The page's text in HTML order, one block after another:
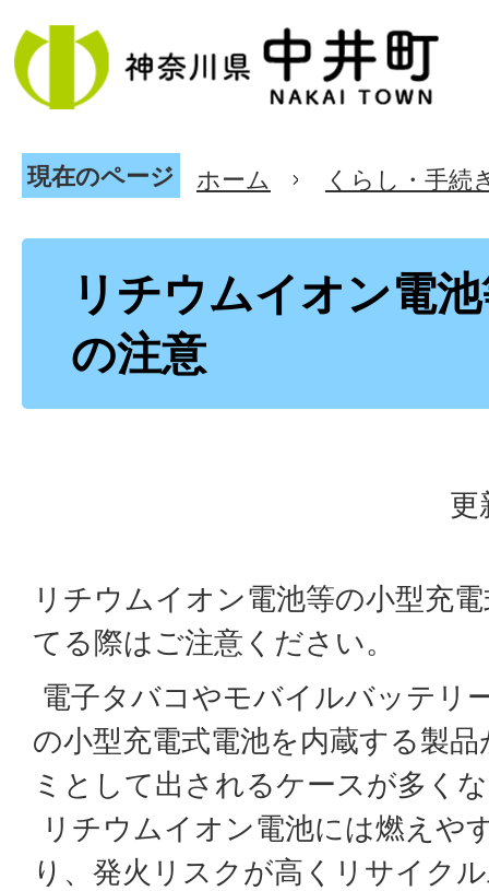
現在のページ ホーム くらし・手続
リチウムイオン電
の注意
更
リチウムイオン電池等の小型充
てる際はご注意ください。
電子タバコやモバイルバッテリ
の小型充電式電池を内蔵する製
ミとして出されるケースが多く
リチウムイオン電池には燃えや
り、発火リスクが高くリサイク